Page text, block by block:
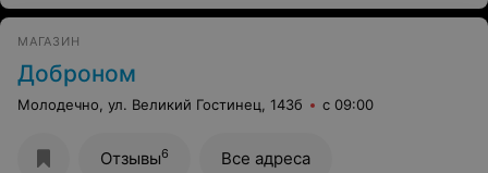
МАГАЗИН
Доброном
Молодечно, ул. Великий Гостинец, 143б с 09:00
Отзывы6 Все адреса